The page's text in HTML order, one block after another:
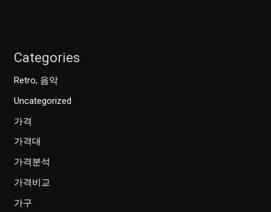
Categories
Retro, 음악
Uncategorized
가격
가격대
가격분석
가격비교
가구